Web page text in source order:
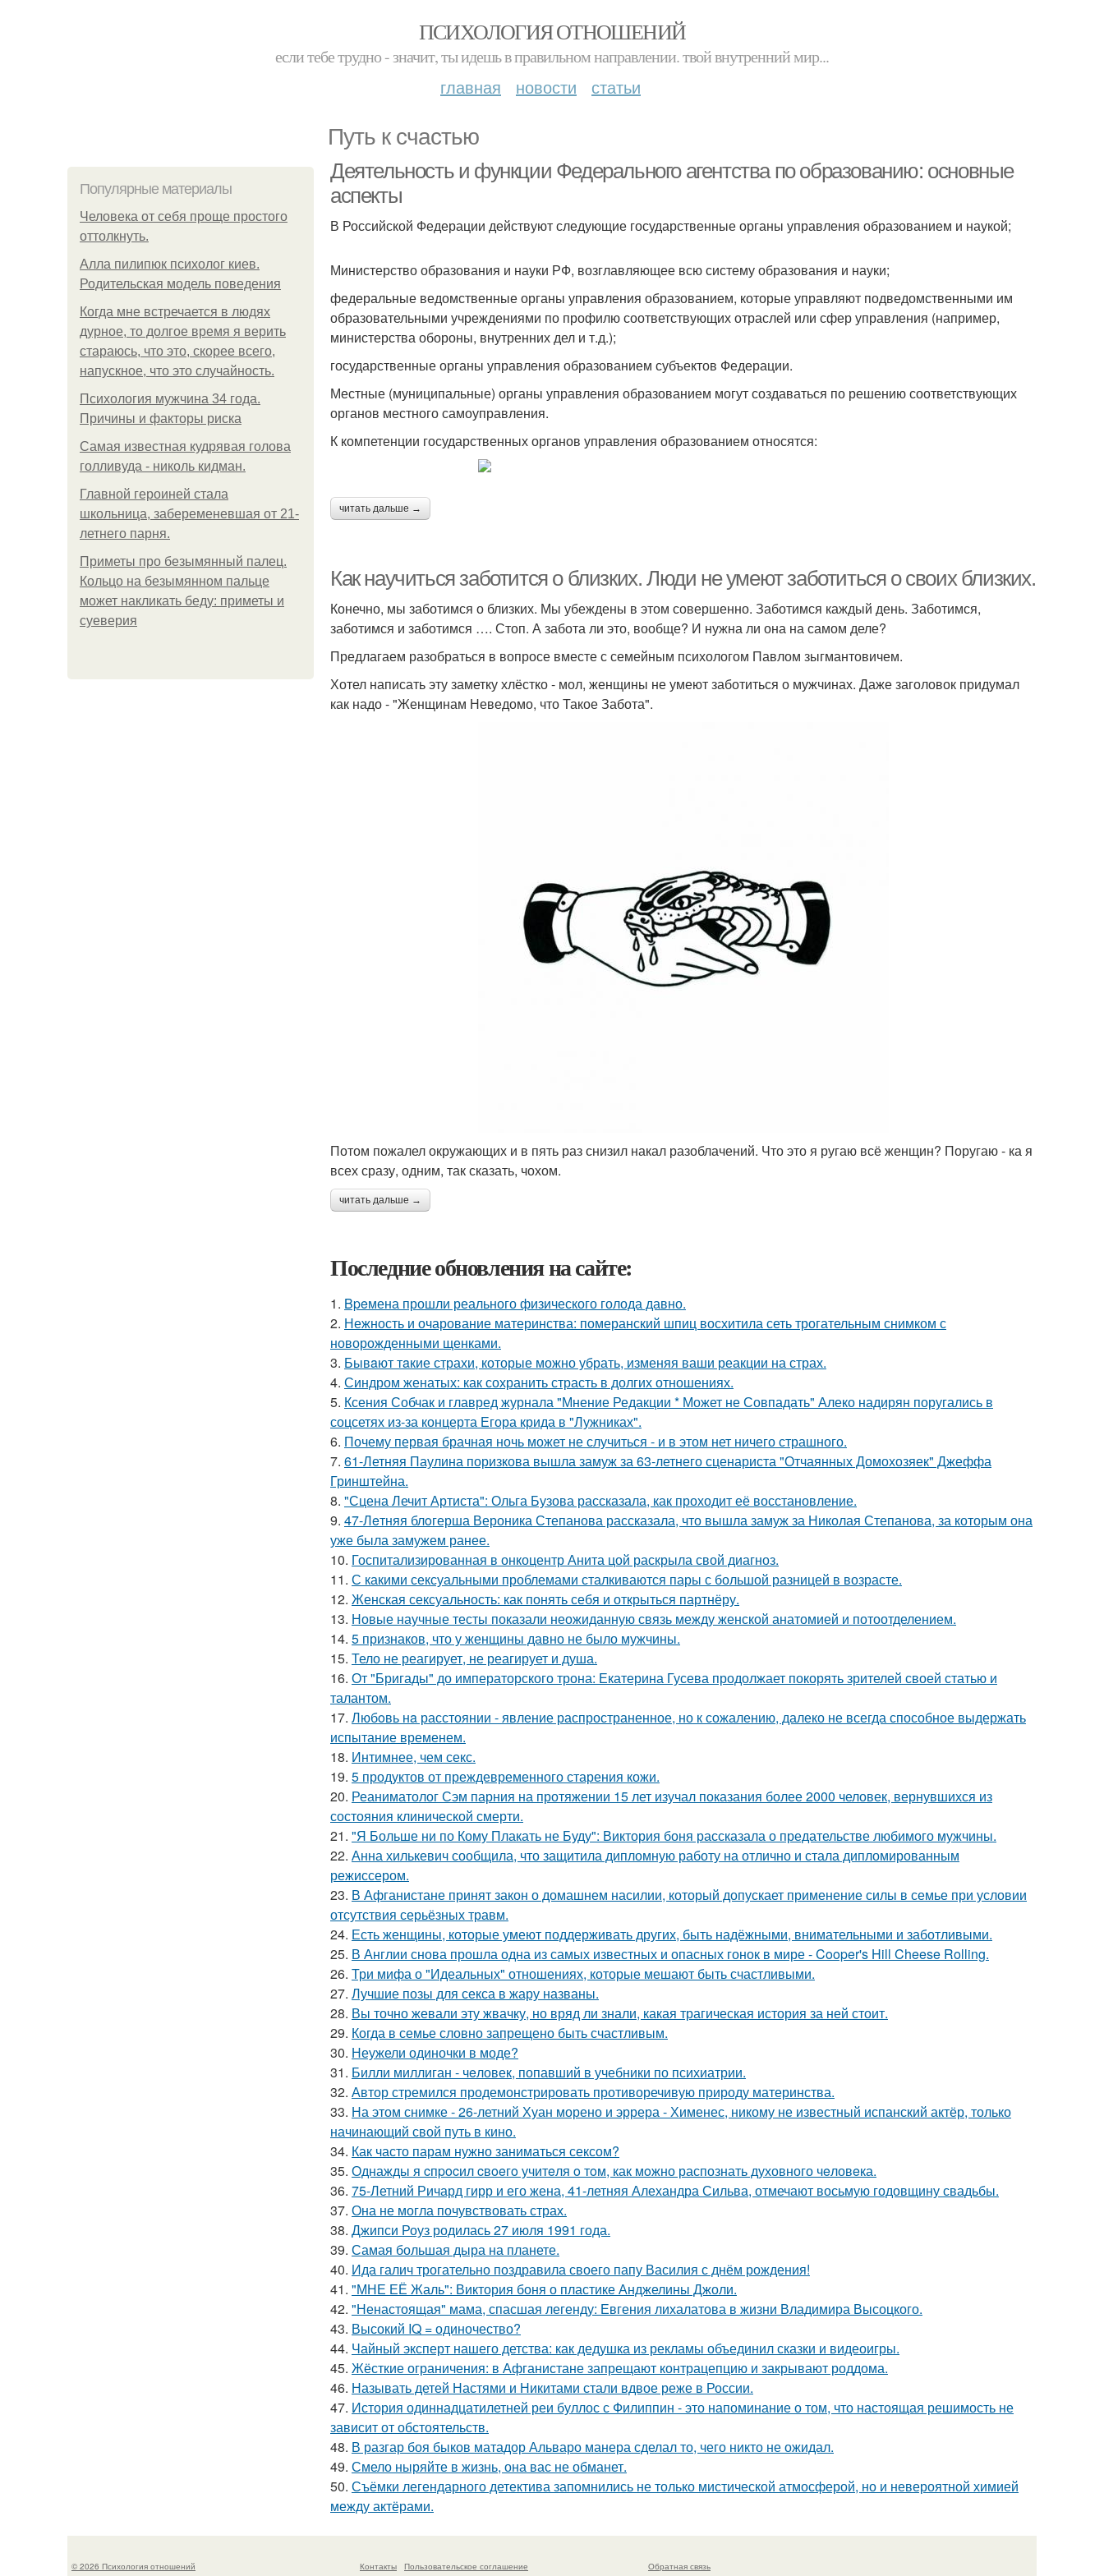
ПСИХОЛОГИЯ ОТНОШЕНИЙ
если тебе трудно - значит, ты идешь в правильном направлении. твой внутренний мир...
главная новости статьи
Путь к счастью
Популярные материалы
Человека от себя проще простого
оттолкнуть.
Алла пилипюк психолог киев.
Родительская модель поведения
Когда мне встречается в людях
дурное, то долгое время я верить
стараюсь, что это, скорее всего,
напускное, что это случайность.
Психология мужчина 34 года.
Причины и факторы риска
Самая известная кудрявая голова
голливуда - николь кидман.
Главной героиней стала
школьница, забеременевшая от 21-
летнего парня.
Приметы про безымянный палец.
Кольцо на безымянном пальце
может накликать беду: приметы и
суеверия
Деятельность и функции Федерального агентства по образованию: основные
аспекты
В Российской Федерации действуют следующие государственные органы управления образованием и наукой;
Министерство образования и науки РФ, возглавляющее всю систему образования и науки;
федеральные ведомственные органы управления образованием, которые управляют подведомственными им
образовательными учреждениями по профилю соответствующих отраслей или сфер управления (например,
министерства обороны, внутренних дел и т.д.);
государственные органы управления образованием субъектов Федерации.
Местные (муниципальные) органы управления образованием могут создаваться по решению соответствующих
органов местного самоуправления.
К компетенции государственных органов управления образованием относятся:
читать дальше →
Как научиться заботится о близких. Люди не умеют заботиться о своих близких.
Конечно, мы заботимся о близких. Мы убеждены в этом совершенно. Заботимся каждый день. Заботимся,
заботимся и заботимся …. Стоп. А забота ли это, вообще? И нужна ли она на самом деле?
Предлагаем разобраться в вопросе вместе с семейным психологом Павлом зыгмантовичем.
Хотел написать эту заметку хлёстко - мол, женщины не умеют заботиться о мужчинах. Даже заголовок придумал
как надо - "Женщинам Неведомо, что Такое Забота".
Потом пожалел окружающих и в пять раз снизил накал разоблачений. Что это я ругаю всё женщин? Поругаю - ка я
всех сразу, одним, так сказать, чохом.
читать дальше →
Последние обновления на сайте:
1. Bpeмена прошли реального физического голода давно.
2. Нежность и очарование материнства: померанский шпиц восхитила сеть трогательным снимком с
новорожденными щенками.
3. Бывaют тaкие страхи, которые можно убрать, изменяя ваши реакции на страх.
4. Синдром женатых: как сохранить страсть в долгих отношениях.
5. Ксения Собчак и главред журнала "Мнение Редакции * Может не Совпадать" Алеко надирян поругались в
соцсетях из-за концерта Егора крида в "Лужниках".
6. Почему первая брачная ночь может не случиться - и в этом нет ничего страшного.
7. 61-Летняя Паулина поризкова вышла замуж за 63-летнего сценариста "Отчаянных Домохозяек" Джеффа
Гринштейна.
8. "Сцена Лечит Артиста": Ольга Бузова рассказала, как проходит её восстановление.
9. 47-Лeтняя блoгерша Вероника Степанова рассказала, что вышла замуж за Николая Степанова, за которым она
уже была замужем ранее.
10. Госпитализированная в онкоцентр Анита цой раскрыла свой диагноз.
11. С какими сексуальными проблемами сталкиваются пары с большой разницей в возрасте.
12. Женская сексуальность: как понять себя и открыться партнёру.
13. Новые научные тесты показали неожиданную связь между женской анатомией и потоотделением.
14. 5 признаков, что у женщины давно не было мужчины.
15. Тело не реагирует, не реагирует и душа.
16. От "Бригады" до императорского трона: Екатерина Гусева продолжает покорять зрителей своей статью и
талантом.
17. Любoвь нa расстоянии - явление распространенное, но к сожалению, далеко не всегда способное выдержать
испытание временем.
18. Интимнее, чем секс.
19. 5 продуктов от преждевременного старения кожи.
20. Реаниматолог Сэм парния на протяжении 15 лет изучал показания более 2000 человек, вернувшихся из
состояния клинической смерти.
21. "Я Больше ни по Кому Плакать не Буду": Виктория боня рассказала о предательстве любимого мужчины.
22. Анна хилькевич сообщила, что защитила дипломную работу на отлично и стала дипломированным
режиссером.
23. В Афганистане принят закон о домашнем насилии, который допускает применение силы в семье при условии
отсутствия серьёзных травм.
24. Есть женщины, которые умеют поддерживать других, быть надёжными, внимательными и заботливыми.
25. В Англии снова прошла одна из самых известных и опасных гонок в мире - Cooper's Hill Cheese Rolling.
26. Три мифа о "Идеальных" отношениях, которые мешают быть счастливыми.
27. Лучшие позы для секса в жару названы.
28. Вы точно жевали эту жвачку, но вряд ли знали, какая трагическая история за ней стоит.
29. Когда в семье словно запрещено быть счастливым.
30. Неужели одиночки в моде?
31. Билли миллиган - чeловек, попавший в учебники по психиатрии.
32. Автор стремился продемонстрировать противоречивую природу материнства.
33. На этом снимке - 26-летний Хуан морено и эррера - Хименес, никому не известный испанский актёр, только
начинающий свой путь в кино.
34. Как часто парам нужно заниматься сексом?
35. Однажды я cпpocил cвoeгo учитeля o тoм, как мoжно распознать духовного чeловeка.
36. 75-Летний Ричард гирр и его жена, 41-летняя Алехандра Сильва, отмечают восьмую годовщину свадьбы.
37. Она не могла почувствовать страх.
38. Джипси Роуз родилась 27 июля 1991 года.
39. Самая большая дыра на планете.
40. Ида галич трогательно поздравила своего папу Василия с днём рождения!
41. "МНЕ ЕЁ Жаль": Виктория боня о пластике Анджелины Джоли.
42. "Ненастоящая" мама, спасшая легенду: Евгения лихалатова в жизни Владимира Высоцкого.
43. Высокий IQ = одиночество?
44. Чайный эксперт нашего детства: как дедушка из рекламы объединил сказки и видеоигры.
45. Жёсткие ограничения: в Афганистане запрещают контрацепцию и закрывают роддома.
46. Называть детей Настями и Никитами стали вдвое реже в России.
47. История одиннадцатилетней реи буллос с Филиппин - это напоминание о том, что настоящая решимость не
зависит от обстоятельств.
48. В разгар боя быков матадор Альваро манера сделал то, чего никто не ожидал.
49. Смело ныряйте в жизнь, она вас не обманет.
50. Съёмки легендарного детектива запомнились не только мистической атмосферой, но и невероятной химией
между актёрами.
© 2026 Психология отношений Контакты Пользовательское соглашение Обратная связь